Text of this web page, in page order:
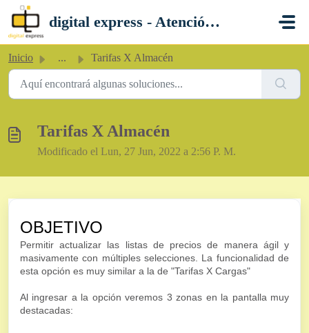
Saltar al contenido principal
digital express - Atención al Cliente
Inicio ... Tarifas X Almacén
Tarifas X Almacén
Modificado el Lun, 27 Jun, 2022 a 2:56 P. M.
OBJETIVO
Permitir actualizar las listas de precios de manera ágil y
masivamente con múltiples selecciones. La funcionalidad de
esta opción es muy similar a la de "Tarifas X Cargas"
Al ingresar a la opción veremos 3 zonas en la pantalla muy
destacadas: